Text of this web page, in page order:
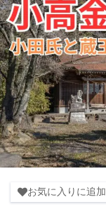
お気に入りに追加